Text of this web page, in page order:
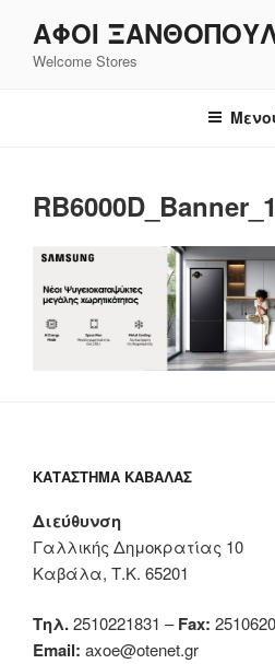
περιεχόμενο
ΑΦΟΙ
Welcome Stores
ΚΑΤΆΣΤΗΜΑ ΚΑΒΆΛΑΣ
Διεύθυνση
Γαλλικής Δημοκρατίας 10
Καβάλα, Τ.Κ. 65201
Τηλ.2510221831 –Fax:
Email: axoe@otenet.gr